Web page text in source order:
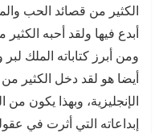
الكثير من قصائد الحب
أبدع فيها ولقد أحبه
ومن أبرز كتاباته الملك
أيضا هو لقد دخل الكثير من
الإنجليزية، وبهذا يكون
إبداعاته التي أثرت في